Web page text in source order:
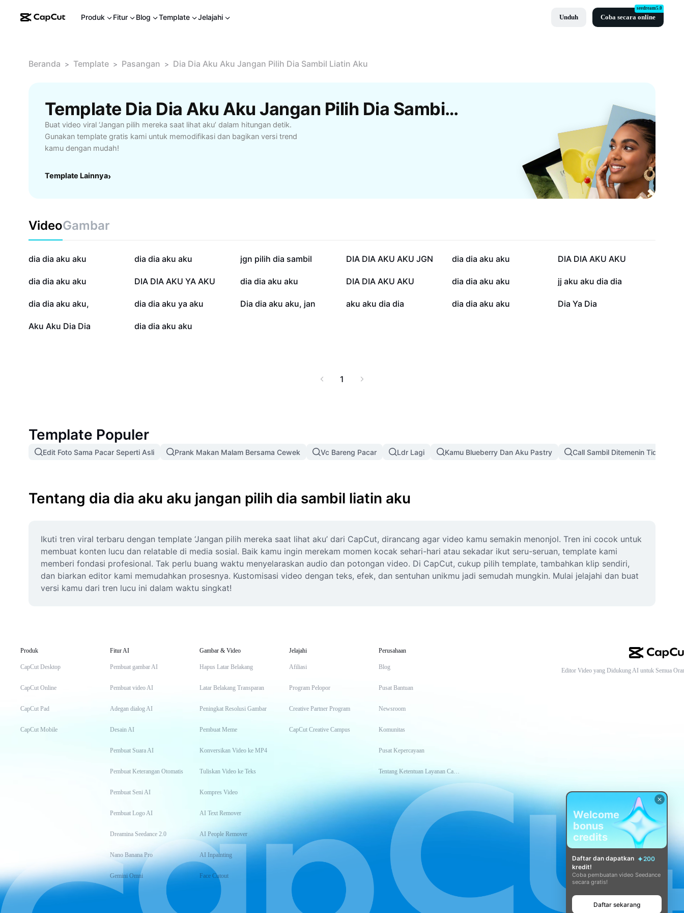
Produk Fitur Blog Template Jelajahi Unduh Coba secara online
seedream5.0
Beranda > Template > Pasangan > Dia Dia Aku Aku Jangan Pilih Dia Sambil Liatin Aku
Template Dia Dia Aku Aku Jangan Pilih Dia Sambil Liatin Aku Gratis Dari CapCut
Buat video viral ‘Jangan pilih mereka saat lihat aku’ dalam hitungan detik.
Gunakan template gratis kami untuk memodifikasi dan bagikan versi trend
kamu dengan mudah!
Template Lainnya›
VideoGambar
89,5 rb
dia dia aku aku 69,2 rb
dia dia aku aku 64,1 rb
jgn pilih dia sambil 56,8 rb
DIA DIA AKU AKU JGN 50,9 rb
dia dia aku aku 43,5 rb
DIA DIA AKU AKU
32,6 rb
dia dia aku aku 13 rb
DIA DIA AKU YA AKU 12,7 rb
dia dia aku aku 11,9 rb
DIA DIA AKU AKU 11,5 rb
dia dia aku aku 8 rb
jj aku aku dia dia
4,6 rb
dia dia aku aku, 2,6 rb
dia dia aku ya aku 1,2 rb
Dia dia aku aku, jan 1,2 rb
aku aku dia dia 558
dia dia aku aku 454
Dia Ya Dia
389
Aku Aku Dia Dia 285
dia dia aku aku
1
Template Populer
Edit Foto Sama Pacar Seperti Asli Prank Makan Malam Bersama Cewek Vc Bareng Pacar Ldr Lagi Kamu Blueberry Dan Aku Pastry Call Sambil Ditemenin Tidur
Tentang dia dia aku aku jangan pilih dia sambil liatin aku
Ikuti tren viral terbaru dengan template ‘Jangan pilih mereka saat lihat aku’ dari CapCut, dirancang agar video kamu semakin menonjol. Tren ini cocok untuk
membuat konten lucu dan relatable di media sosial. Baik kamu ingin merekam momen kocak sehari-hari atau sekadar ikut seru-seruan, template kami
memberi fondasi profesional. Tak perlu buang waktu menyelaraskan audio dan potongan video. Di CapCut, cukup pilih template, tambahkan klip sendiri,
dan biarkan editor kami memudahkan prosesnya. Kustomisasi video dengan teks, efek, dan sentuhan unikmu jadi semudah mungkin. Mulai jelajahi dan buat
versi kamu dari tren lucu ini dalam waktu singkat!
Produk
CapCut Desktop
CapCut Online
CapCut Pad
CapCut Mobile
Fitur AI
Pembuat gambar AI
Pembuat video AI
Adegan dialog AI
Desain AI
Pembuat Suara AI
Pembuat Keterangan Otomatis
Pembuat Seni AI
Pembuat Logo AI
Dreamina Seedance 2.0
Nano Banana Pro
Gemini Omni
Gambar & Video
Hapus Latar Belakang
Latar Belakang Transparan
Peningkat Resolusi Gambar
Pembuat Meme
Konversikan Video ke MP4
Tuliskan Video ke Teks
Kompres Video
AI Text Remover
AI People Remover
AI Inpainting
Face Cutout
Jelajahi
Afiliasi
Program Pelopor
Creative Partner Program
CapCut Creative Campus
Perusahaan
Blog
Pusat Bantuan
Newsroom
Komunitas
Pusat Kepercayaan
Tentang Ketentuan Layanan CapCut
Editor Video yang Didukung AI untuk Semua
Welcome
bonus
credits
Daftar dan dapatkan
200
kredit!
Coba pembuatan video Seedance
secara gratis!
Daftar sekarang